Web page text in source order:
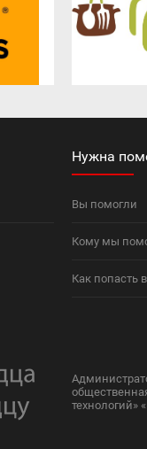
Нужна
Вы помогли
Кому мы
Как попасть
технологий»